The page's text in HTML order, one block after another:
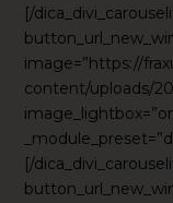
[/
image=”https://
content/uploads/
[/